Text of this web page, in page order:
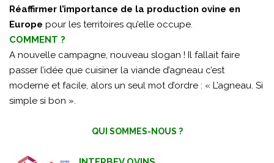
Réaffirmer l’importance de la production ovine en
Europe pour les territoires qu’elle occupe.
COMMENT ?
A nouvelle campagne, nouveau slogan ! Il fallait faire
passer l’idée que cuisiner la viande d’agneau c’est
moderne et facile, alors un seul mot d’ordre : « L’agneau. Si
simple si bon ».
QUI SOMMES-NOUS ?